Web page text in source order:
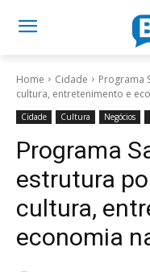
Home Cidade
Programa
cultura, entretenimento e
Cidade Cultura Negócios
Programa
estrutura
cultura,
economia